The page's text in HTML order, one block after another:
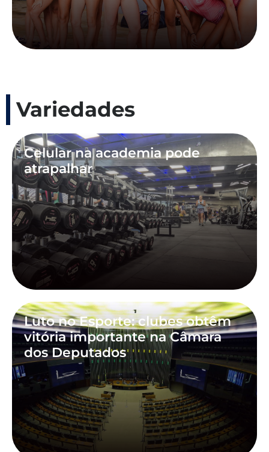
Variedades
Celular na academia pode
atrapalhar
Luto no Esporte: clubes obtêm
vitória importante na Câmara
dos Deputados